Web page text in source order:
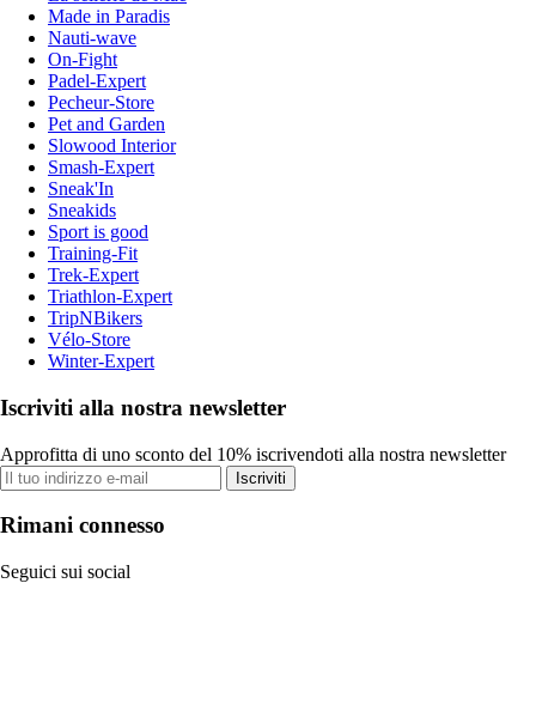
Made in Paradis
Nauti-wave
On-Fight
Padel-Expert
Pecheur-Store
Pet and Garden
Slowood Interior
Smash-Expert
Sneak'In
Sneakids
Sport is good
Training-Fit
Trek-Expert
Triathlon-Expert
TripNBikers
Vélo-Store
Winter-Expert
Iscriviti alla nostra newsletter
Approfitta di uno sconto del 10% iscrivendoti alla nostra newsletter
Iscriviti
Rimani connesso
Seguici sui social